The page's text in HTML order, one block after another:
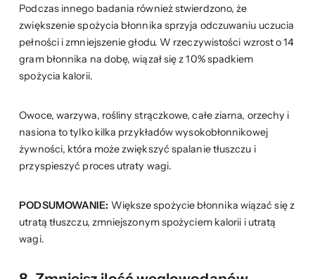
Podczas innego badania również stwierdzono, że
zwiększenie spożycia błonnika sprzyja odczuwaniu uczucia
pełności i zmniejszenie głodu. W rzeczywistości wzrost o 14
gram błonnika na dobę, wiązał się z 10% spadkiem
spożycia kalorii.
Owoce, warzywa, rośliny strączkowe, całe ziarna, orzechy i
nasiona to tylko kilka przykładów wysokobłonnikowej
żywności, która może zwiększyć spalanie tłuszczu i
przyspieszyć proces utraty wagi.
PODSUMOWANIE: Większe spożycie błonnika wiązać się z
utratą tłuszczu, zmniejszonym spożyciem kalorii i utratą
wagi.